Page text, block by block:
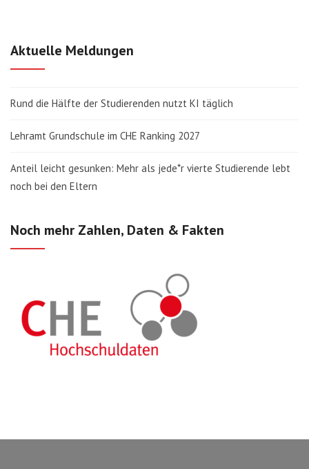
Aktuelle Meldungen
Rund die Hälfte der Studierenden nutzt KI täglich
Lehramt Grundschule im CHE Ranking 2027
Anteil leicht gesunken: Mehr als jede*r vierte Studierende lebt
noch bei den Eltern
Noch mehr Zahlen, Daten & Fakten